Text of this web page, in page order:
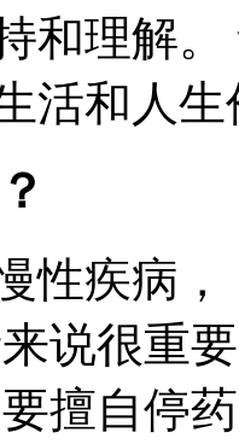
和理解
活和人
性疾病
说很重
擅自停